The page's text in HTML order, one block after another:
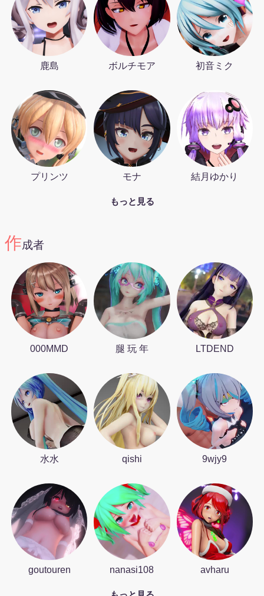
鹿島 ボルチモア 初音ミク
プリンツ モナ 結月ゆかり
もっと見る
作成者
000MMD 腿 玩 年 LTDEND
水水 qishi 9wjy9
goutouren nanasi108 avharu